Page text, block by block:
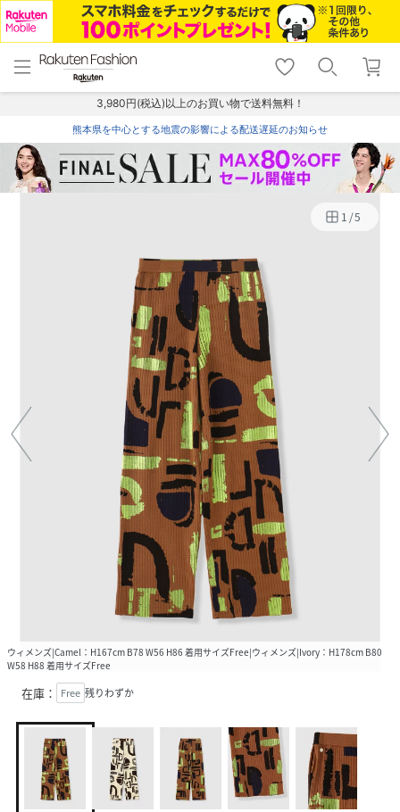
menu home
トップ
shopping_cart lock_outline
ログイン
3,980円(税込)以上のお買い物で送料無料！
熊本県を中心とする地震の影響による配送遅延のお知らせ
1 /5
ウィメンズ|Camel：H167cm B78 W56 H86 着用サイズFree|ウィメンズ|Ivory：H178cm B80
W58 H88 着用サイズFree
在庫： Free 残りわずか